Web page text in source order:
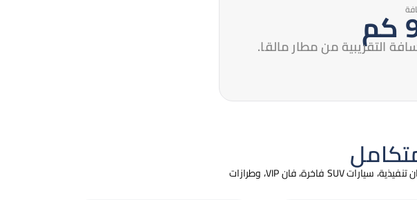
التقريبية من مطار مالقا.
اختر من بين سيارات مرسيدس-بنز، أودي، بي إم دبليو، ورينج روفر — سيدان تنفيذية، سيارات SUV فاخرة، فان VIP، وطرازات